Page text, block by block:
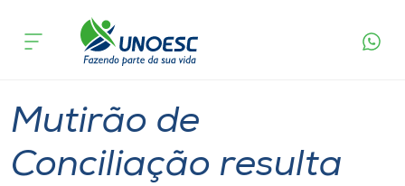
Cursos
Pesquisa
acontece
Mutirão de
Conciliação resulta